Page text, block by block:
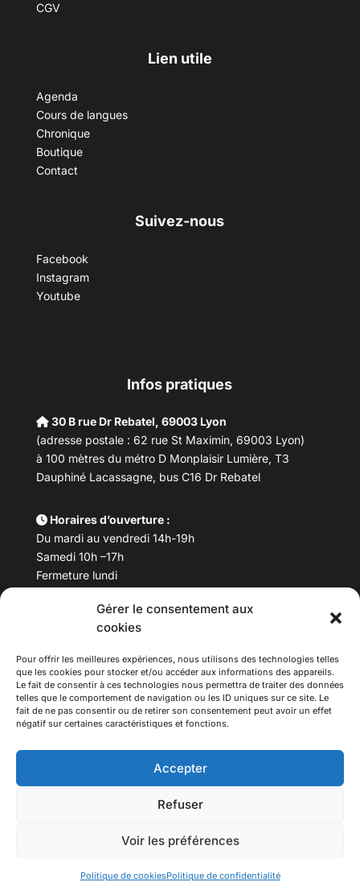
Gérer le consentement aux
cookies
Pour offrir les meilleures expériences, nous utilisons des technologies telles
que les cookies pour stocker et/ou accéder aux informations des appareils.
Le fait de consentir à ces technologies nous permettra de traiter des données
telles que le comportement de navigation ou les ID uniques sur ce site. Le
fait de ne pas consentir ou de retirer son consentement peut avoir un effet
négatif sur certaines caractéristiques et fonctions.
Accepter
Refuser
Voir les préférences
Politique de cookiesPolitique de confidentialité
CGV
Lien utile
Agenda
Cours de langues
Chronique
Boutique
Contact
Suivez-nous
Facebook
Instagram
Youtube
Infos pratiques
30 B rue Dr Rebatel, 69003 Lyon
(adresse postale : 62 rue St Maximin, 69003 Lyon)
à 100 mètres du métro D Monplaisir Lumière, T3
Dauphiné Lacassagne, bus C16 Dr Rebatel
Horaires d’ouverture :
Du mardi au vendredi 14h-19h
Samedi 10h –17h
Fermeture lundi
Téléphone : 04 78 53 06 40
maisondesculturesasiatiques@asiexpo.com
Tous droits réservés.